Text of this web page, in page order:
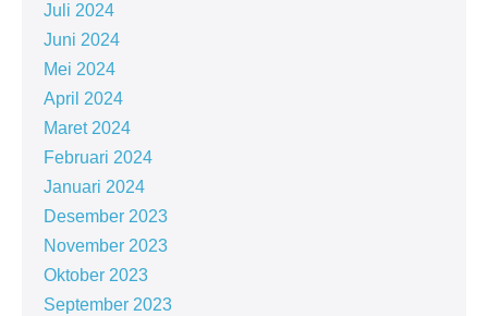
Juli 2024
Juni 2024
Mei 2024
April 2024
Maret 2024
Februari 2024
Januari 2024
Desember 2023
November 2023
Oktober 2023
September 2023